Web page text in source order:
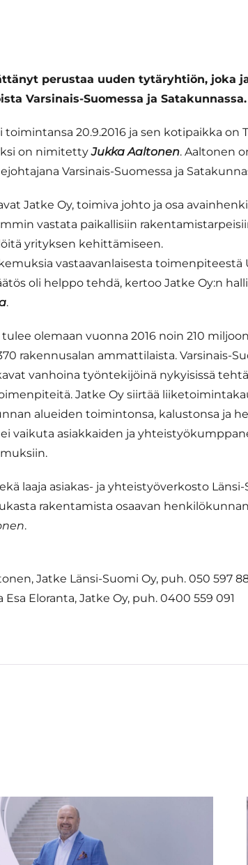
perustaa uuden tytäryhtiön, joka
Varsinais-Suomessa ja Satakunnassa.
20.9.2016 ja sen kotipaikka on
on nimitettyJukka Aaltonen. Aaltonen
Varsinais-Suomessa ja
Jatke Oy, toimiva johto ja osa
vastata paikallisiin
yrityksen kehittämiseen.
vastaavanlaisesta toimenpiteestä
oli helppo tehdä, kertoo Jatke Oy:n
.
olemaan vuonna 2016 noin 210
rakennusalan ammattilaista. Varsinais-
vanhoina työntekijöinä nykyisissä
Jatke Oy siirtää
alueiden toimintonsa, kalustonsa ja
vaikuta asiakkaiden ja
laaja asiakas- ja yhteistyöverkosto
rakentamista osaavan
.
Jatke Länsi-Suomi Oy, puh. 050 597
Eloranta, Jatke Oy, puh. 0400 559 091